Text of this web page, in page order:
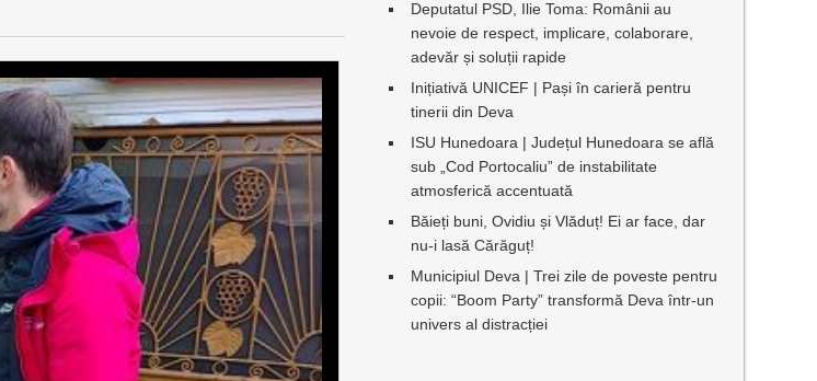
Deputatul PSD, Ilie Toma: Românii au
nevoie de respect, implicare, colaborare,
adevăr și soluții rapide
Inițiativă UNICEF | Pași în carieră pentru
tinerii din Deva
ISU Hunedoara | Județul Hunedoara se află
sub „Cod Portocaliu” de instabilitate
atmosferică accentuată
Băieți buni, Ovidiu și Vlăduț! Ei ar face, dar
nu-i lasă Cărăguț!
Municipiul Deva | Trei zile de poveste pentru
copii: “Boom Party” transformă Deva într-un
univers al distracției